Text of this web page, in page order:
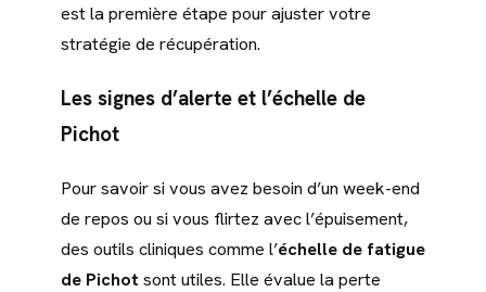
est la première étape pour ajuster votre
stratégie de récupération.
Les signes d’alerte et l’échelle de
Pichot
Pour savoir si vous avez besoin d’un week-end
de repos ou si vous flirtez avec l’épuisement,
des outils cliniques comme l’échelle de fatigue
de Pichot sont utiles. Elle évalue la perte